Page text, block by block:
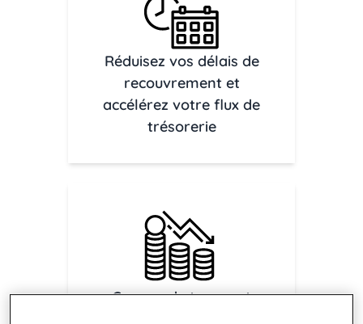
Réduisez vos délais de
recouvrement et
accélérez votre flux de
trésorerie
Gagnez du temps et